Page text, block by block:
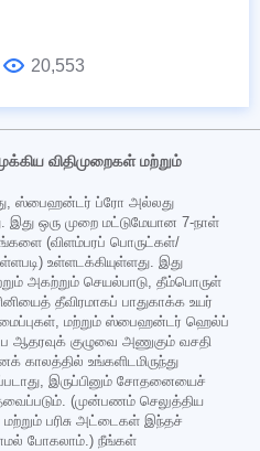
20,553
விதிமுறைகள் மற்றும்
ஸ்பைஹன்டர் ப்ரோ அல்லது
ஒரு முறை மட்டுமேயான 7-நாள்
(விளம்பரப் பொருட்கள்/
உள்ளடக்கியுள்ளது. இது
அகற்றும் செயல்பாடு, தீம்பொருள்
தீவிரமாகப் பாதுகாக்க உயர்
மற்றும் ஸ்பைஹன்டர் ஹெல்ப்
குழுவை அணுகும் வசதி
காலத்தில் உங்களிடமிருந்து
இருப்பினும் சோதனையைச்
(முன்பணம் செலுத்திய
மற்றும் பரிசு அட்டைகள் இந்தச்
போகலாம்.) நீங்கள்